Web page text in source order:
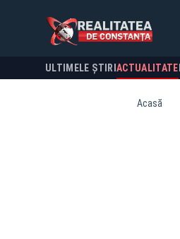
ULTIMELE ȘTIRI ACTUALITATE
Acasă